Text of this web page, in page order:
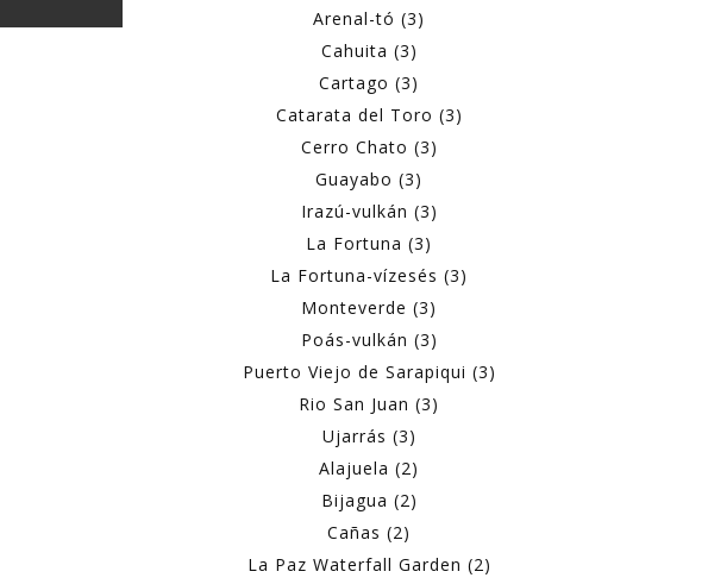
Arenal-tó (3)
Cahuita (3)
Cartago (3)
Catarata del Toro (3)
Cerro Chato (3)
Guayabo (3)
Irazú-vulkán (3)
La Fortuna (3)
La Fortuna-vízesés (3)
Monteverde (3)
Poás-vulkán (3)
Puerto Viejo de Sarapiqui (3)
Rio San Juan (3)
Ujarrás (3)
Alajuela (2)
Bijagua (2)
Cañas (2)
La Paz Waterfall Garden (2)